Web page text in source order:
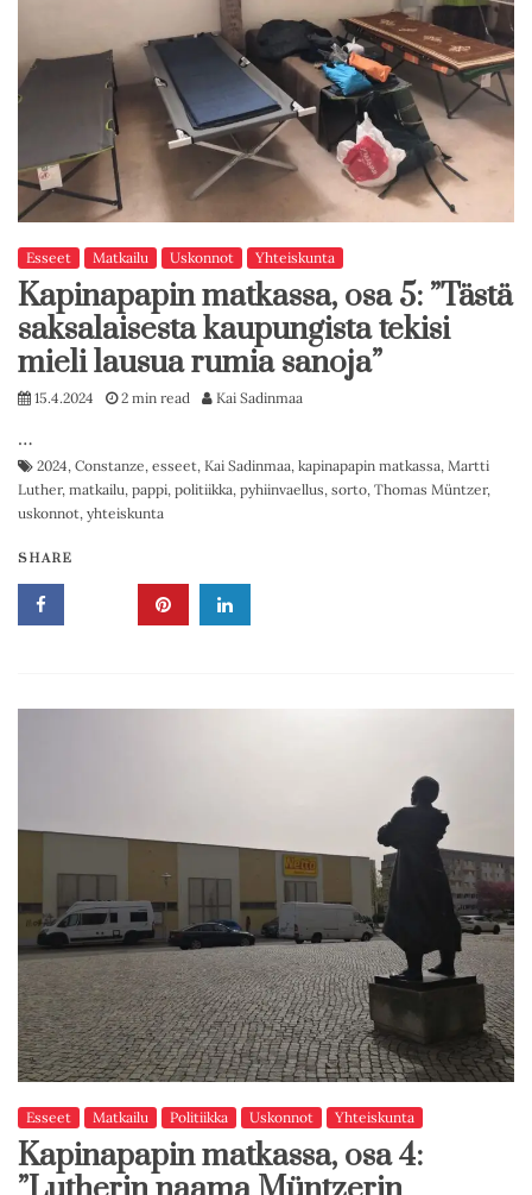
Esseet Matkailu Uskonnot Yhteiskunta
Kapinapapin matkassa, osa 5: ”Tästä
saksalaisesta kaupungista tekisi
mieli lausua rumia sanoja”
15.4.2024 2 min read Kai Sadinmaa
…
2024, Constanze, esseet, Kai Sadinmaa, kapinapapin matkassa, Martti
Luther, matkailu, pappi, politiikka, pyhiinvaellus, sorto, Thomas Müntzer,
uskonnot, yhteiskunta
SHARE
Esseet Matkailu Politiikka Uskonnot Yhteiskunta
Kapinapapin matkassa, osa 4: